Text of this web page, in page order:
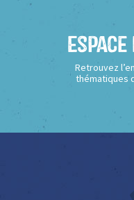
Retrouvez
thématiques